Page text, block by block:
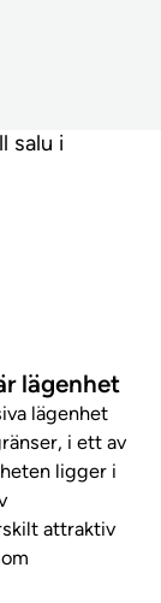
salu i
lägenhet
lägenhet
i ett av
ligger i
attraktiv